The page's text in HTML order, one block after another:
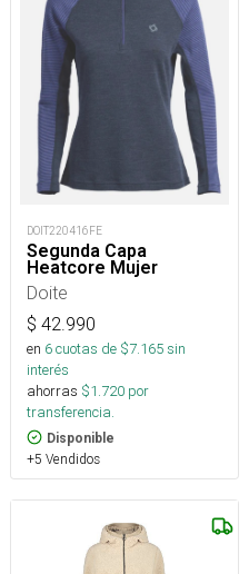
DOIT220416FE
Segunda Capa
Heatcore Mujer
Doite
$ 42.990
en 6cuotas de $7.165sin
interés
ahorras $1.720 por
transferencia.
Disponible
+5 Vendidos